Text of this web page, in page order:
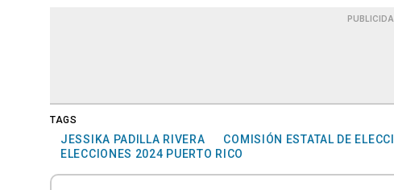
TAGS
JESSIKA PADILLA RIVERA COMISIÓN ESTATAL DE
ELECCIONES 2024 PUERTO RICO